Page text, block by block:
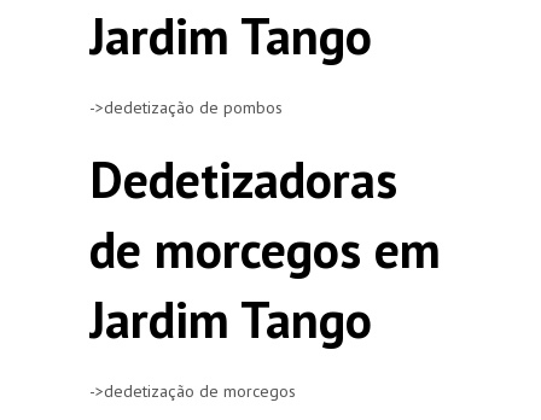
Jardim Tango
->dedetização de pombos
Dedetizadoras
de morcegos em
Jardim Tango
->dedetização de morcegos